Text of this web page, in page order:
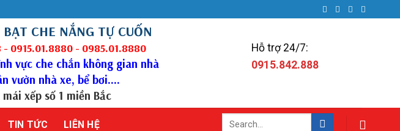
CHE NẮNG TỰ CUỐN
0915.01.8880 - 0985.01.8880
vực che chắn không gian nhà
vườn nhà xe, bể bơi....
xếp số 1 miền Bắc
Hỗ trợ 24/7:
0915.842.888
TIN TỨC LIÊN HỆ
Search